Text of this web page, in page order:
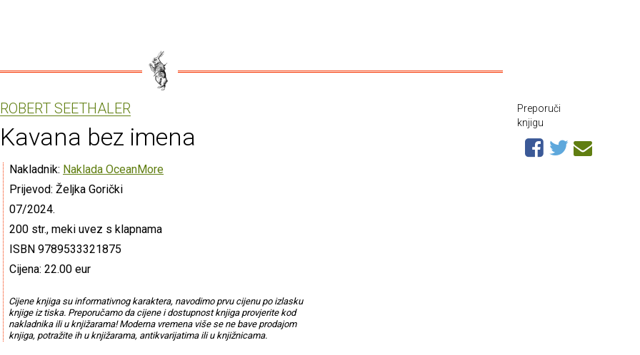
ROBERT SEETHALER
Kavana bez imena
Nakladnik: Naklada OceanMore
Prijevod: Željka Gorički
07/2024.
200 str., meki uvez s klapnama
ISBN 9789533321875
Cijena: 22.00 eur
Cijene knjiga su informativnog karaktera, navodimo prvu cijenu po izlasku
knjige iz tiska. Preporučamo da cijene i dostupnost knjiga provjerite kod
nakladnika ili u knjižarama! Moderna vremena više se ne bave prodajom
knjiga, potražite ih u knjižarama, antikvarijatima ili u knjižnicama.
Preporuči
knjigu